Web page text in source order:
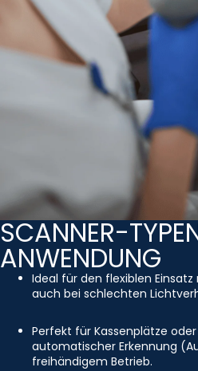
SCANNER-
ANWENDUNG
Ideal für den flexiblen
auch bei schlechten
Perfekt für Kassenplätze
automatischer Erkennung
freihändigem Betrieb.